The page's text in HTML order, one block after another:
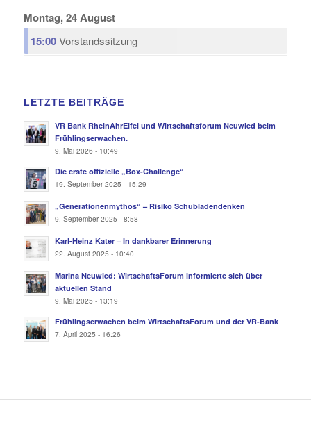
Montag, 24 August
15:00Vorstandssitzung
LETZTE BEITRÄGE
VR Bank RheinAhrEifel und Wirtschaftsforum Neuwied beim
Frühlingserwachen.
9. Mai 2026 - 10:49
Die erste offizielle „Box-Challenge“
19. September 2025 - 15:29
„Generationenmythos“ – Risiko Schubladendenken
9. September 2025 - 8:58
Karl-Heinz Kater – In dankbarer Erinnerung
22. August 2025 - 10:40
Marina Neuwied: WirtschaftsForum informierte sich über
aktuellen Stand
9. Mai 2025 - 13:19
Frühlingserwachen beim WirtschaftsForum und der VR-Bank
7. April 2025 - 16:26